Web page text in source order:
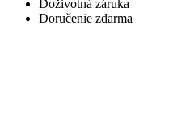
Doživotná záruka
Doručenie zdarma